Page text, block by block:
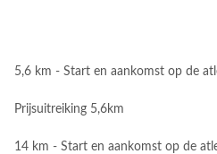
5,6 km - Start en aankomst op de
Prijsuitreiking 5,6km
14 km - Start en aankomst op de